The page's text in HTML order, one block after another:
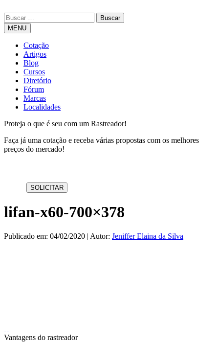
MENU
Cotação
Artigos
Blog
Cursos
Diretório
Fórum
Marcas
Localidades
Proteja o que é seu com um Rastreador!
Faça já uma cotação e receba várias propostas com os melhores
preços do mercado!
lifan-x60-700×378
Publicado em: 04/02/2020 | Autor: Jeniffer Elaina da Silva
Vantagens do rastreador